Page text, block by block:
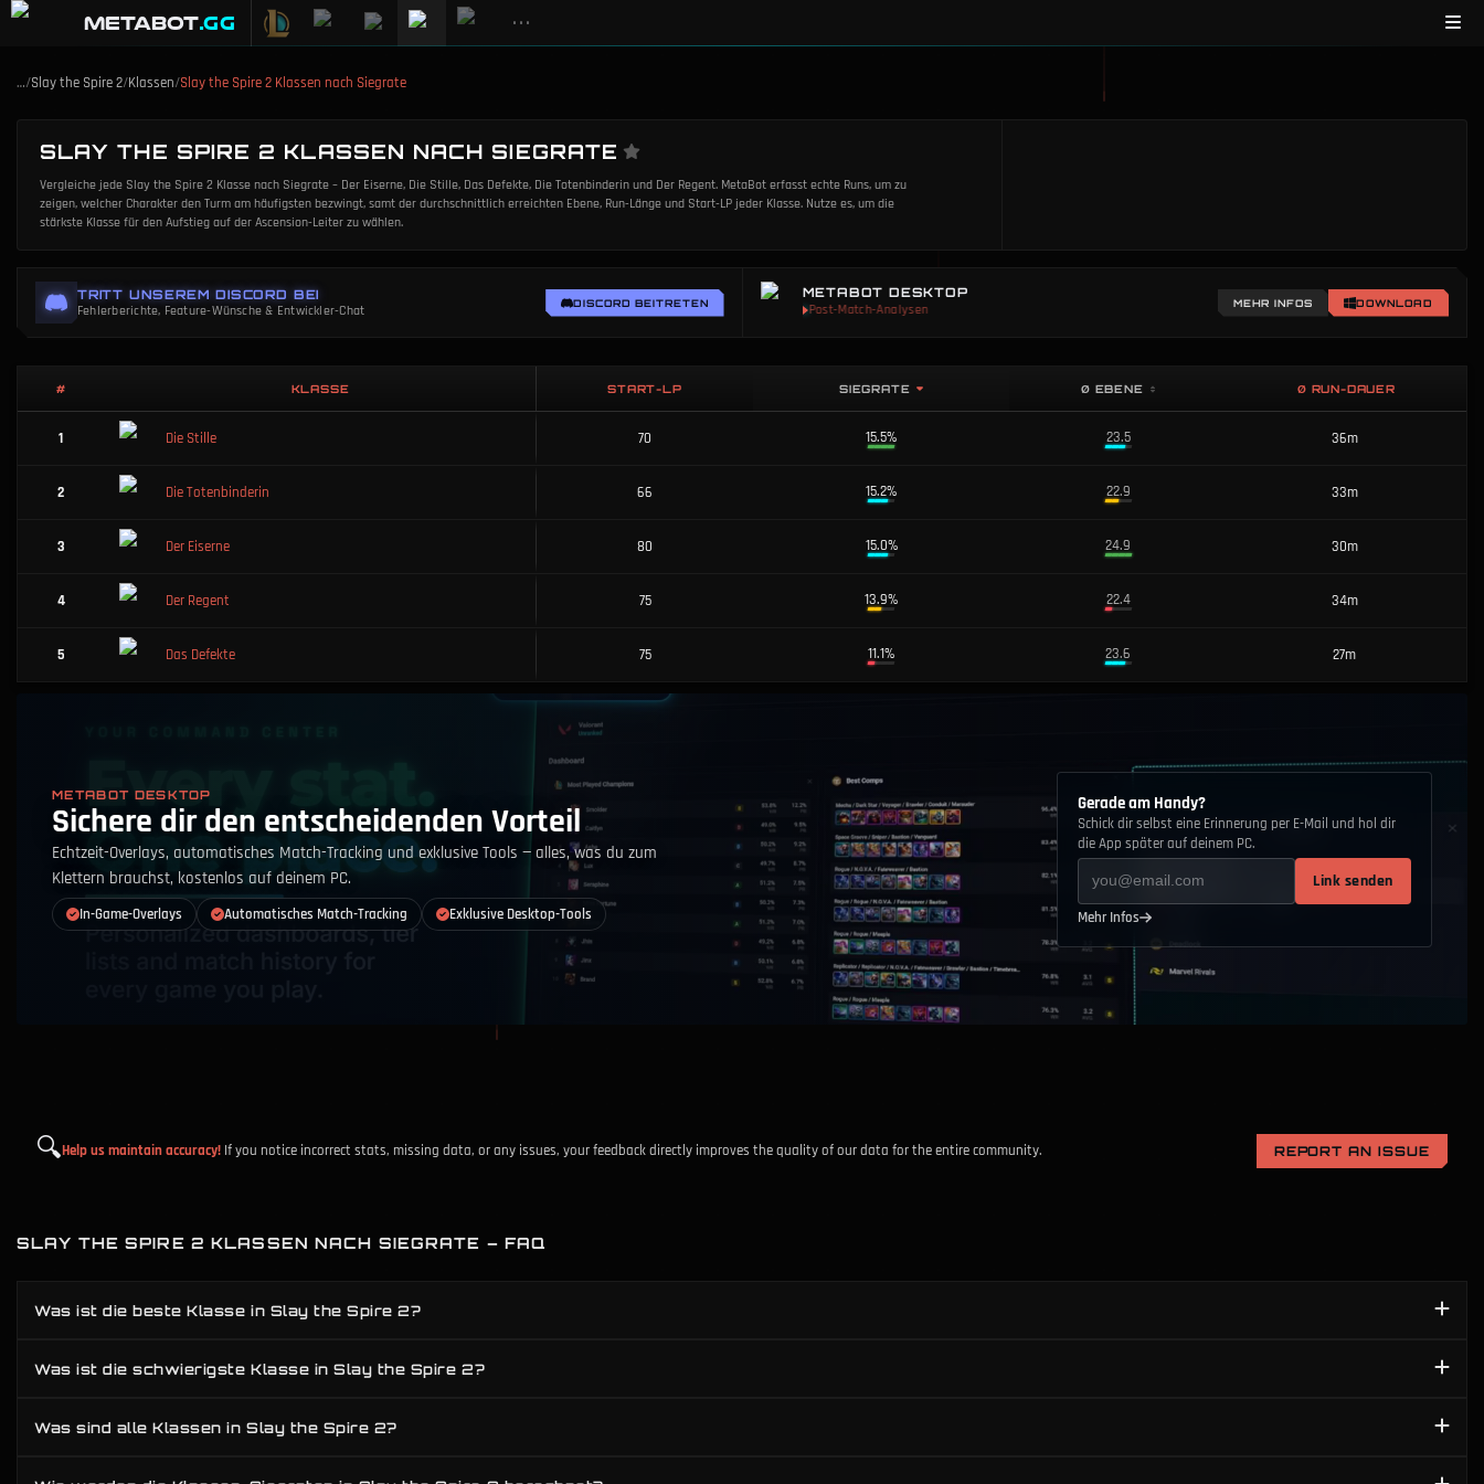
METABOT.gg •••
…/Slay the Spire 2/Klassen/Slay the Spire 2 Klassen nach Siegrate
SLAY THE SPIRE 2 KLASSEN NACH SIEGRATE
Vergleiche jede Slay the Spire 2 Klasse nach Siegrate – Der Eiserne, Die Stille, Das Defekte, Die Totenbinderin und Der Regent. MetaBot erfasst echte Runs, um zu
zeigen, welcher Charakter den Turm am häufigsten bezwingt, samt der durchschnittlich erreichten Ebene, Run-Länge und Start-LP jeder Klasse. Nutze es, um die
stärkste Klasse für den Aufstieg auf der Ascension-Leiter zu wählen.
TRITT UNSEREM DISCORD BEI
Fehlerberichte, Feature-Wünsche & Entwickler-Chat
DISCORD BEITRETEN
METABOT DESKTOP
Post-Match-Analysen
MEHR INFOS DOWNLOAD
# KLASSE START-LP SIEGRATE Ø EBENE Ø RUN-DAUER
1 Die Stille 70 15.5% 23.5 36m
2 Die Totenbinderin 66 15.2% 22.9 33m
3 Der Eiserne 80 15.0% 24.9 30m
4 Der Regent 75 13.9% 22.4 34m
5 Das Defekte 75 11.1% 23.6 27m
METABOT DESKTOP
Sichere dir den entscheidenden Vorteil
Echtzeit-Overlays, automatisches Match-Tracking und exklusive Tools — alles, was du zum
Klettern brauchst, kostenlos auf deinem PC.
In-Game-Overlays Automatisches Match-Tracking Exklusive Desktop-Tools
Gerade am Handy?
Schick dir selbst eine Erinnerung per E-Mail und hol dir
die App später auf deinem PC.
Link senden
Mehr Infos
🔍Help us maintain accuracy! If you notice incorrect stats, missing data, or any issues, your feedback directly improves the quality of our data for the entire community. REPORT AN ISSUE
SLAY THE SPIRE 2 KLASSEN NACH SIEGRATE – FAQ
Was ist die beste Klasse in Slay the Spire 2?
Was ist die schwierigste Klasse in Slay the Spire 2?
Was sind alle Klassen in Slay the Spire 2?